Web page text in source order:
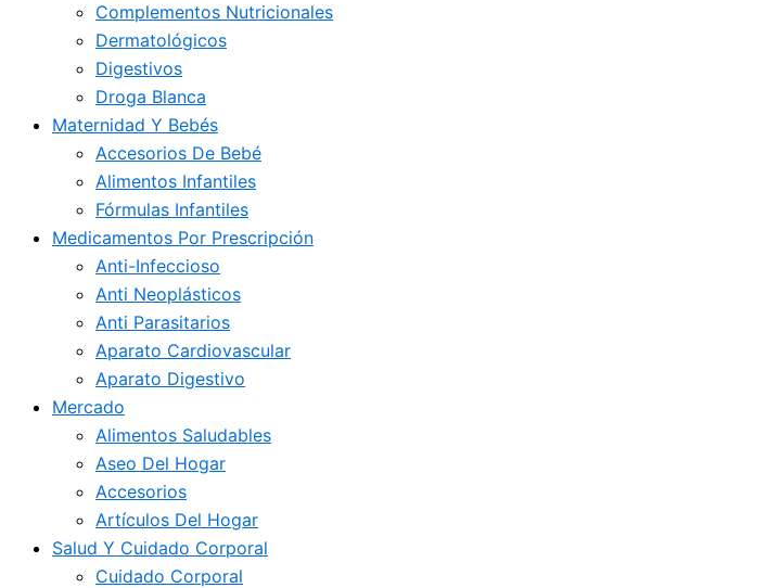
Complementos Nutricionales
Dermatológicos
Digestivos
Droga Blanca
Maternidad Y Bebés
Accesorios De Bebé
Alimentos Infantiles
Fórmulas Infantiles
Medicamentos Por Prescripción
Anti-Infeccioso
Anti Neoplásticos
Anti Parasitarios
Aparato Cardiovascular
Aparato Digestivo
Mercado
Alimentos Saludables
Aseo Del Hogar
Accesorios
Artículos Del Hogar
Salud Y Cuidado Corporal
Cuidado Corporal